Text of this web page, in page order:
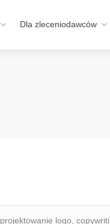
Dla zleceniodawców